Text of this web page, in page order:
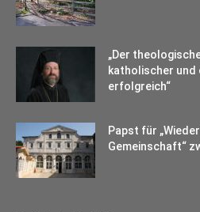
„Der
katholischer
erfolgreich“
Papst für
Gemeinschaft“